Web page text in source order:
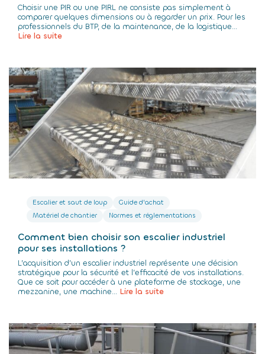
Choisir une PIR ou une PIRL ne consiste pas simplement à
comparer quelques dimensions ou à regarder un prix. Pour les
professionnels du BTP, de la maintenance, de la logistique...
Lire la suite
Escalier et saut de loup
Guide d'achat
Matériel de chantier
Normes et réglementations
Comment bien choisir son escalier industriel
pour ses installations ?
L’acquisition d’un escalier industriel représente une décision
stratégique pour la sécurité et l’efficacité de vos installations.
Que ce soit pour accéder à une plateforme de stockage, une
mezzanine, une machine... Lire la suite